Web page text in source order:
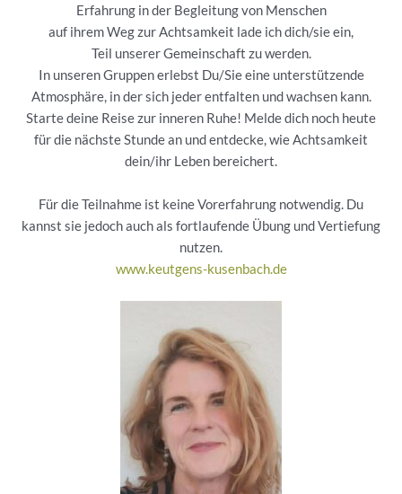
Erfahrung in der Begleitung von Menschen
auf ihrem Weg zur Achtsamkeit lade ich dich/sie ein,
Teil unserer Gemeinschaft zu werden.
In unseren Gruppen erlebst Du/Sie eine unterstützende
Atmosphäre, in der sich jeder entfalten und wachsen kann.
Starte deine Reise zur inneren Ruhe! Melde dich noch heute
für die nächste Stunde an und entdecke, wie Achtsamkeit
dein/ihr Leben bereichert.
Für die Teilnahme ist keine Vorerfahrung notwendig. Du
kannst sie jedoch auch als fortlaufende Übung und Vertiefung
nutzen.
www.keutgens-kusenbach.de